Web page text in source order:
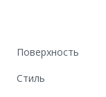
Поверхность
Cтиль